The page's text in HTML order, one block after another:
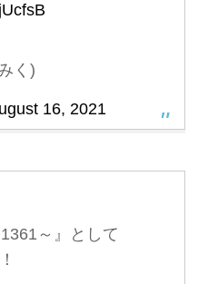
く)
16, 2021
～』として